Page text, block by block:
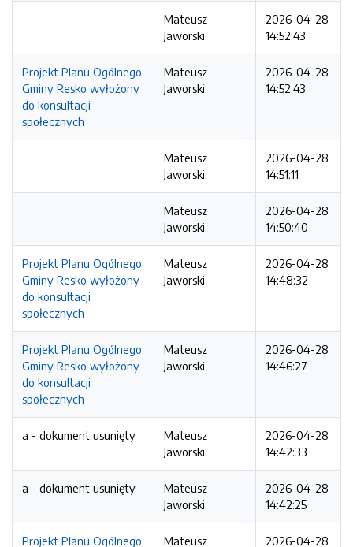
Mateusz
Jaworski
2026-04-28
14:52:43
Projekt Planu Ogólnego
Gminy Resko wyłożony
do konsultacji
społecznych
Mateusz
Jaworski
2026-04-28
14:52:43
Mateusz
Jaworski
2026-04-28
14:51:11
Mateusz
Jaworski
2026-04-28
14:50:40
Projekt Planu Ogólnego
Gminy Resko wyłożony
do konsultacji
społecznych
Mateusz
Jaworski
2026-04-28
14:48:32
Projekt Planu Ogólnego
Gminy Resko wyłożony
do konsultacji
społecznych
Mateusz
Jaworski
2026-04-28
14:46:27
a - dokument usunięty
Mateusz
Jaworski
2026-04-28
14:42:33
a - dokument usunięty
Mateusz
Jaworski
2026-04-28
14:42:25
Projekt Planu Ogólnego Mateusz 2026-04-28